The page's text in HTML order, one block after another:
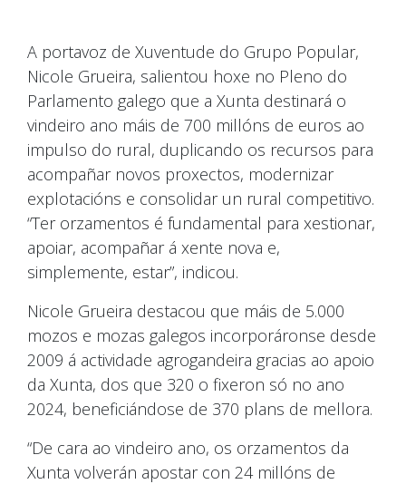
A portavoz de Xuventude do Grupo Popular,
Nicole Grueira, salientou hoxe no Pleno do
Parlamento galego que a Xunta destinará o
vindeiro ano máis de 700 millóns de euros ao
impulso do rural, duplicando os recursos para
acompañar novos proxectos, modernizar
explotacións e consolidar un rural competitivo.
“Ter orzamentos é fundamental para xestionar,
apoiar, acompañar á xente nova e,
simplemente, estar”, indicou.
Nicole Grueira destacou que máis de 5.000
mozos e mozas galegos incorporáronse desde
2009 á actividade agrogandeira gracias ao apoio
da Xunta, dos que 320 o fixeron só no ano
2024, beneficiándose de 370 plans de mellora.
“De cara ao vindeiro ano, os orzamentos da
Xunta volverán apostar con 24 millóns de